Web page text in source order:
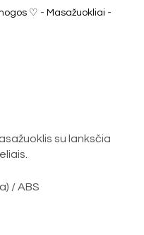
♡ -Masažuokliai -
su lanksčia
/ ABS